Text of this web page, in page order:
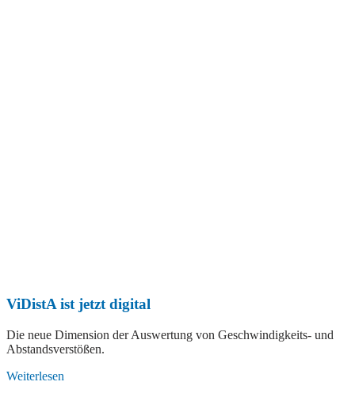
ViDistA ist jetzt digital
Die neue Dimension der Auswertung von Geschwindigkeits- und
Abstandsverstößen.
Weiterlesen